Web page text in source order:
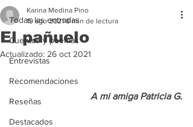
Todas las entradas
Cuentos y poemas
Entrevistas
Recomendaciones
Reseñas
Destacados
El pañuelo
Karina Medina Pino
19 ago 2021 8 min de lectura
Actualizado: 26 oct 2021
A mi amiga Patricia G.